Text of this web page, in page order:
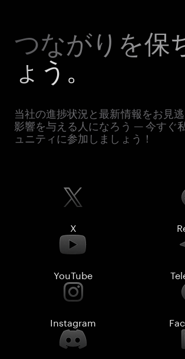
つながりを保
ょう。
当社の進捗状況と最新情報をお見逃
影響を与える人になろう — 今すぐ
ュニティに参加しましょう！
X
YouTube
Instagram